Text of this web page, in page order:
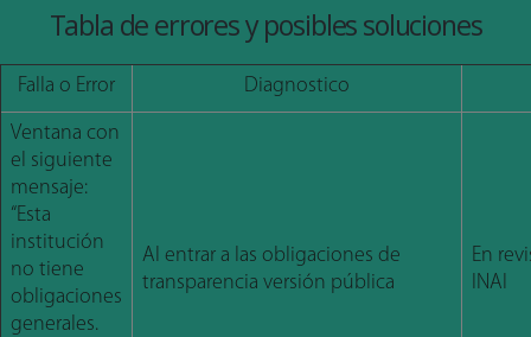
Tabla de errores y posibles soluciones
Falla o Error Diagnostico
Ventana con
el siguiente
mensaje:
“Esta
institución
no tiene
obligaciones
generales.
Al entrar a las obligaciones de
transparencia versión pública
En
INAI